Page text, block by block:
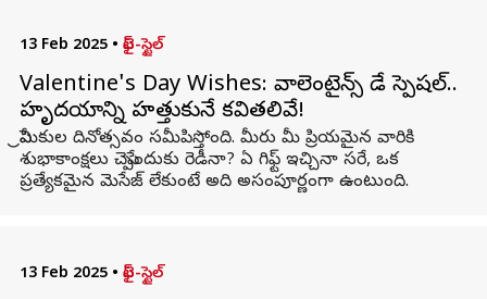
13 Feb 2025 • లైఫ్-స్టైల్
Valentine's Day Wishes: వాలెంటైన్స్ డే స్పెషల్..
హృదయాన్ని హత్తుకునే కవితలివే!
ప్రేమికుల దినోత్సవం సమీపిస్తోంది. మీరు మీ ప్రియమైన వారికి
శుభాకాంక్షలు చెప్పేందుకు రెడీనా? ఏ గిఫ్ట్ ఇచ్చినా సరే, ఒక
ప్రత్యేకమైన మెసేజ్ లేకుంటే అది అసంపూర్ణంగా ఉంటుంది.
13 Feb 2025 • లైఫ్-స్టైల్